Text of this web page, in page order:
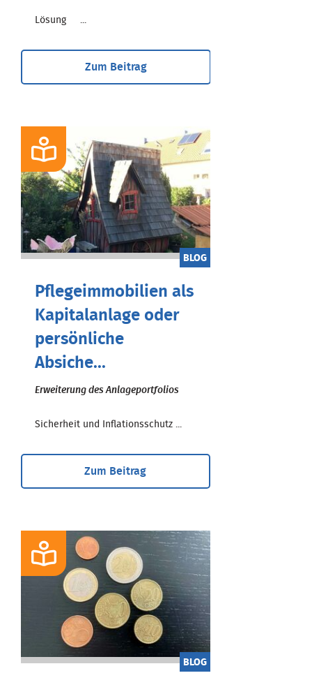
Lösung ...
Zum Beitrag
BLOG
Pflegeimmobilien als
Kapitalanlage oder
persönliche
Absiche...
Erweiterung des Anlageportfolios
Sicherheit und Inflationsschutz ...
Zum Beitrag
BLOG